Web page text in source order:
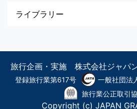
ライブラリー
旅行企画・実施 株式会社ジャパ
登録旅行業第617号
一般社団法
旅行業公正取引
Copyright (c) JAPAN